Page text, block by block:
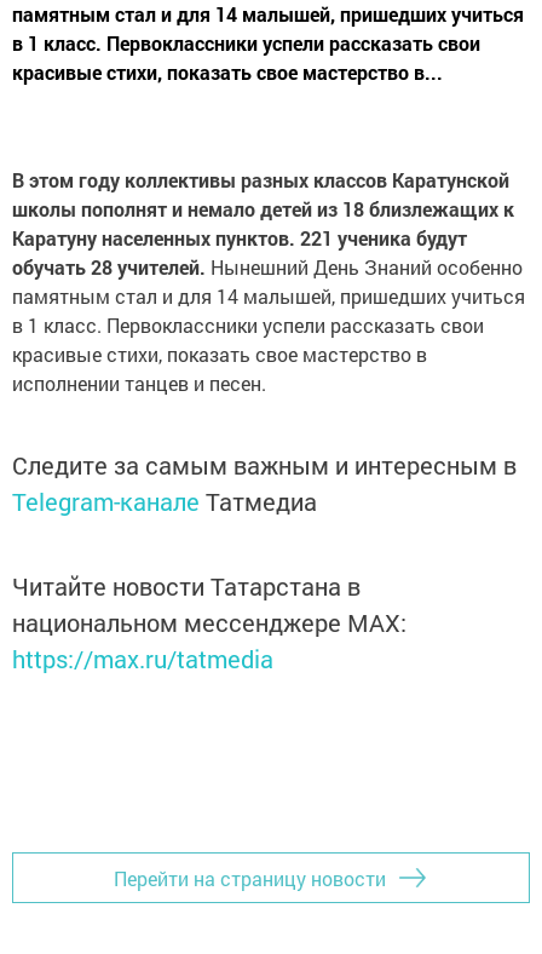
памятным стал и для 14 малышей, пришедших учиться
в 1 класс. Первоклассники успели рассказать свои
красивые стихи, показать свое мастерство в...
В этом году коллективы разных классов Каратунской
школы пополнят и немало детей из 18 близлежащих к
Каратуну населенных пунктов. 221 ученика будут
обучать 28 учителей. Нынешний День Знаний особенно
памятным стал и для 14 малышей, пришедших учиться
в 1 класс. Первоклассники успели рассказать свои
красивые стихи, показать свое мастерство в
исполнении танцев и песен.
Следите за самым важным и интересным в
Telegram-канале Татмедиа
Читайте новости Татарстана в
национальном мессенджере MАХ:
https://max.ru/tatmedia
Перейти на страницу новости